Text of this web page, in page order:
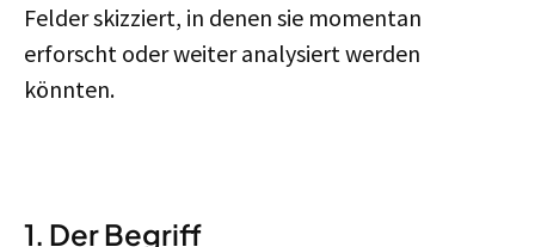
Felder skizziert, in denen sie momentan
erforscht oder weiter analysiert werden
könnten.
1. Der Begriff